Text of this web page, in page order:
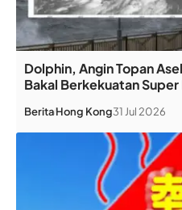
Dolphin, Angin Topan
Bakal Berkekuatan
BeritaHong Kong31 Jul 2026